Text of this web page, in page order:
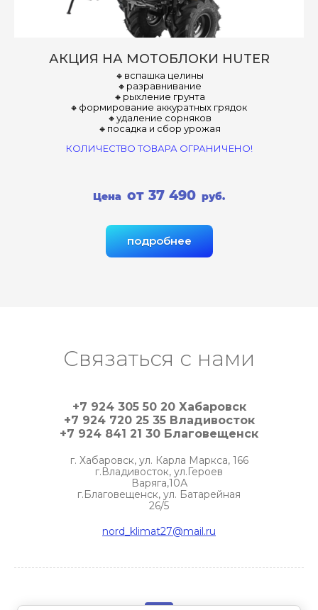
АКЦИЯ НА МОТОБЛОКИ HUTER
🔸вспашка целины
🔸разравнивание
🔸рыхление грунта
🔸формирование аккуратных грядок
🔸удаление сорняков
🔸посадка и сбор урожая
КОЛИЧЕСТВО ТОВАРА ОГРАНИЧЕНО!
Цена от 37 490 руб.
подробнее
Связаться с нами
+7 924 305 50 20 Хабаровск
+7 924 720 25 35 Владивосток
+7 924 841 21 30 Благовещенск
г. Хабаровск, ул. Карла Маркса, 166
г.Владивосток, ул.Героев
Варяга,10А
г.Благовещенск, ул. Батарейная
26/5
nord_klimat27@mail.ru